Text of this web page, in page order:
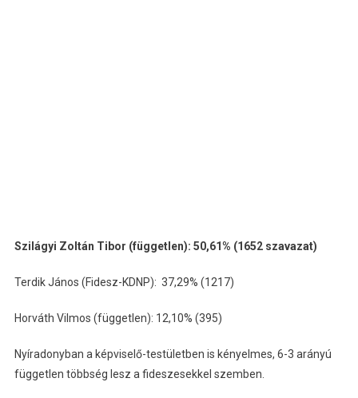
Szilágyi Zoltán Tibor (független): 50,61% (1652 szavazat)
Terdik János (Fidesz-KDNP): 37,29% (1217)
Horváth Vilmos (független): 12,10% (395)
Nyíradonyban a képviselő-testületben is kényelmes, 6-3 arányú
független többség lesz a fideszesekkel szemben.